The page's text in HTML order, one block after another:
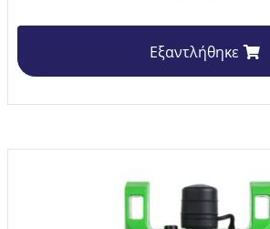
Εξαντλήθηκε